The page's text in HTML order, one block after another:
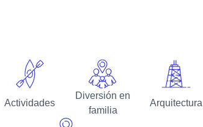
Actividades
Diversión en
familia
Arquitectura